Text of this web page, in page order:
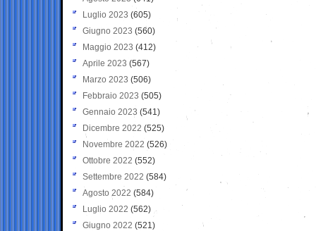
Luglio 2023 (605)
Giugno 2023 (560)
Maggio 2023 (412)
Aprile 2023 (567)
Marzo 2023 (506)
Febbraio 2023 (505)
Gennaio 2023 (541)
Dicembre 2022 (525)
Novembre 2022 (526)
Ottobre 2022 (552)
Settembre 2022 (584)
Agosto 2022 (584)
Luglio 2022 (562)
Giugno 2022 (521)